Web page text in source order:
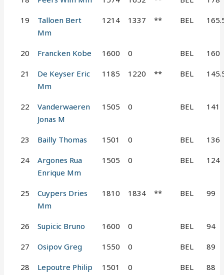
19
Talloen Bert
Mm
1214 1337 ** BEL
20 Francken Kobe 1600 0 BEL 160
21
De Keyser Eric
Mm
1185 1220 ** BEL
22
Vanderwaeren
Jonas M
1505 0 BEL 141
23 Bailly Thomas 1501 0 BEL 136
24
Argones Rua
Enrique Mm
1505 0 BEL 124
25
Cuypers Dries
Mm
1810 1834 ** BEL 99
26 Supicic Bruno 1600 0 BEL 94
27 Osipov Greg 1550 0 BEL 89
28 Lepoutre Philip 1501 0 BEL 88